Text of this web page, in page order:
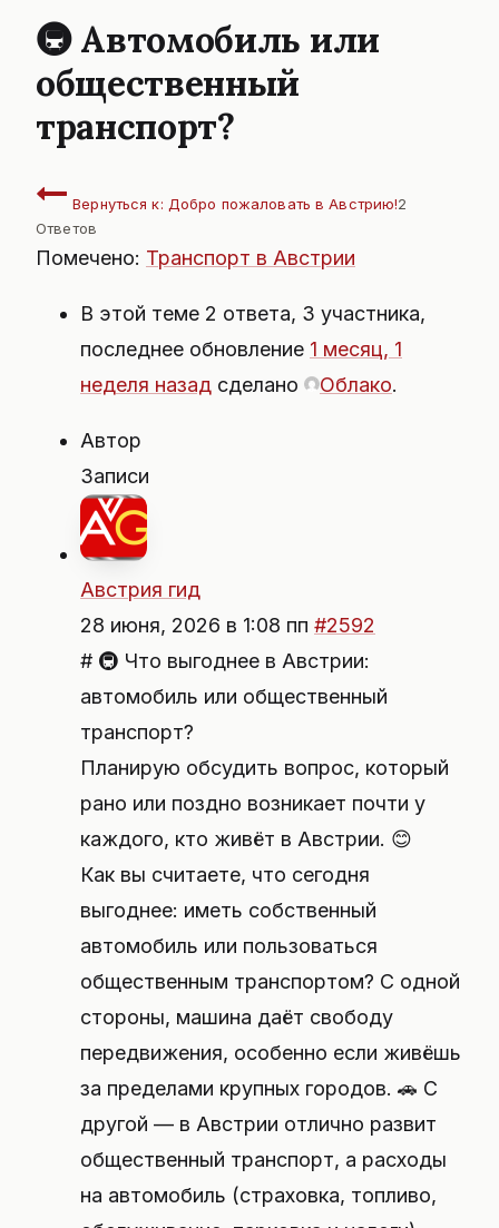
🚇 Автомобиль или
общественный
транспорт?
Вернуться к: Добро пожаловать в Австрию!2
Ответов
Помечено: Транспорт в Австрии
В этой теме 2 ответа, 3 участника,
последнее обновление 1 месяц, 1
неделя назад сделано Облако.
Автор
Записи
Австрия гид
28 июня, 2026 в 1:08 пп #2592
# 🚇 Что выгоднее в Австрии:
автомобиль или общественный
транспорт?
Планирую обсудить вопрос, который
рано или поздно возникает почти у
каждого, кто живёт в Австрии. 😊
Как вы считаете, что сегодня
выгоднее: иметь собственный
автомобиль или пользоваться
общественным транспортом? С одной
стороны, машина даёт свободу
передвижения, особенно если живёшь
за пределами крупных городов. 🚗 С
другой — в Австрии отлично развит
общественный транспорт, а расходы
на автомобиль (страховка, топливо,